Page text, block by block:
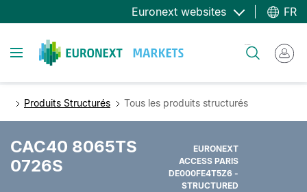
au
principal
Euronext websites FR
Toggle navigation
Produits Structurés Tous les produits structurés
CAC40 8065TS
0726S
EURONEXT
ACCESS PARIS
DE000FE4T5Z6 -
STRUCTURED